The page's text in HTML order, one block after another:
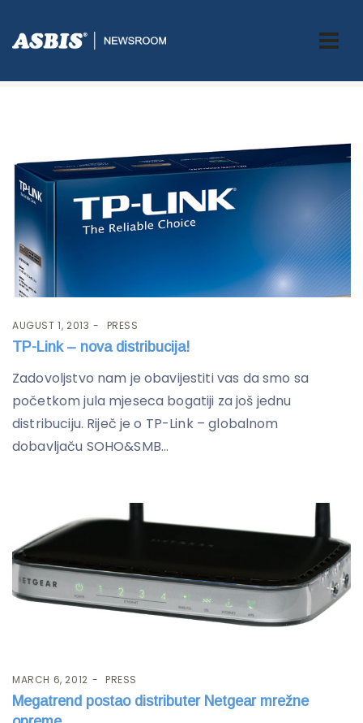
Tag:distribucija
AUGUST 1, 2013 PRESS
TP-Link – nova distribucija!
Zadovoljstvo nam je obavijestiti vas da smo sa
početkom jula mjeseca bogatiji za još jednu
distribuciju. Riječ je o TP-Link – globalnom
dobavljaču SOHO&SMB...
MARCH 6, 2012 PRESS
Megatrend postao distributer Netgear mrežne